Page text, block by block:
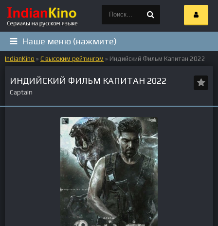
Наше меню (нажмите)
IndianKino » С высоким рейтингом » Индийский Фильм Капитан 2022
ИНДИЙСКИЙ ФИЛЬМ КАПИТАН 2022
Captain